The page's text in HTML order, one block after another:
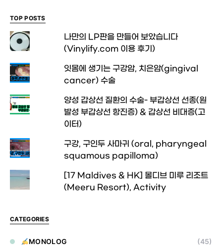
TOP POSTS
나만의 LP판을 만들어 보았습니다
(Vinylify.com 이용 후기)
잇몸에 생기는 구강암, 치은암(gingival
cancer) 수술
양성 갑상선 질환의 수술- 부갑상선 선종(원
발성 부갑상선 항진증) & 갑상선 비대증(고
이터)
구강, 구인두 사마귀 (oral, pharyngeal
squamous papilloma)
[17 Maldives & HK] 몰디브 미루 리조트
(Meeru Resort), Activity
CATEGORIES
MONOLOG (45)